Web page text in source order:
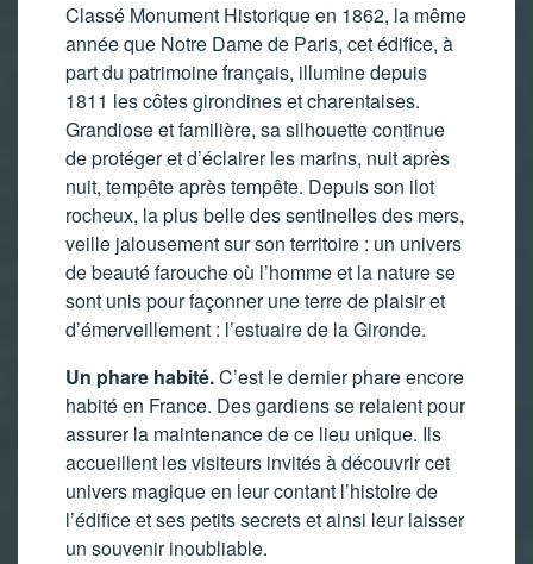
Classé Monument Historique en 1862, la même
année que Notre Dame de Paris, cet édifice, à
part du patrimoine français, illumine depuis
1811 les côtes girondines et charentaises.
Grandiose et familière, sa silhouette continue
de protéger et d’éclairer les marins, nuit après
nuit, tempête après tempête. Depuis son ilot
rocheux, la plus belle des sentinelles des mers,
veille jalousement sur son territoire : un univers
de beauté farouche où l’homme et la nature se
sont unis pour façonner une terre de plaisir et
d’émerveillement : l’estuaire de la Gironde.
Un phare habité.C’est le dernier phare encore
habité en France. Des gardiens se relaient pour
assurer la maintenance de ce lieu unique. Ils
accueillent les visiteurs invités à découvrir cet
univers magique en leur contant l’histoire de
l’édifice et ses petits secrets et ainsi leur laisser
un souvenir inoubliable.